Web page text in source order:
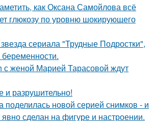
как Оксана Самойлова всё
глюкозу по уровню шокирующего
сериала "Трудные Подростки",
с женой Марией Тарасовой ждут
разрушительно!
новой серией снимков - и
явно сделан на фигуре и настроении.